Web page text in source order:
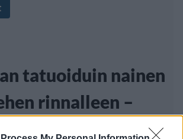
tatuoiduin nainen
rinnalleen –